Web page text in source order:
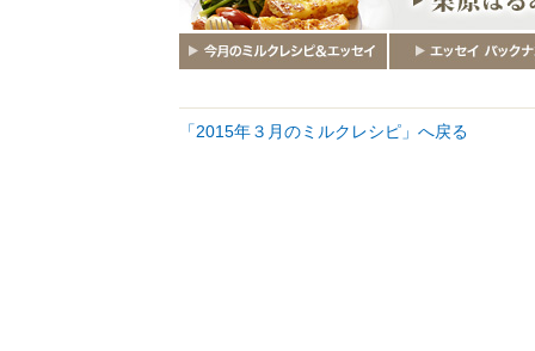
「2015年３月のミルクレシピ」へ戻る